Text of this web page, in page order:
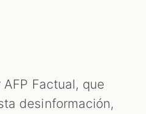
Factual, que
desinformación,